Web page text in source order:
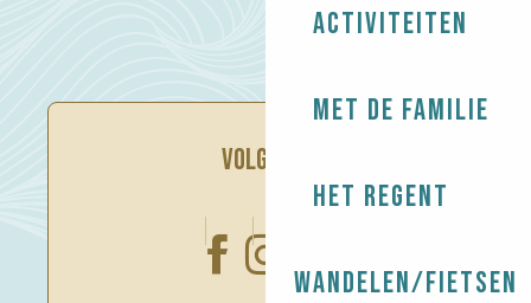
Activiteiten
Met de familie
Het regent
Wandelen/Fietsen
VOLG ONS